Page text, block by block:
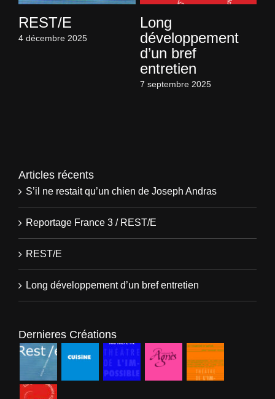
REST/E
4 décembre 2025
Long
développement
d’un bref
entretien
7 septembre 2025
Articles récents
S’il ne restait qu’un chien de Joseph Andras
Reportage France 3 / REST/E
REST/E
Long développement d’un bref entretien
Dernieres Créations